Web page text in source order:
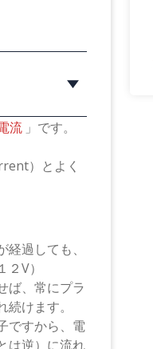
流 」です。
）とよく
過しても、
V）
ば、常にプラ
けます。
ですから、電
は逆）に流れ